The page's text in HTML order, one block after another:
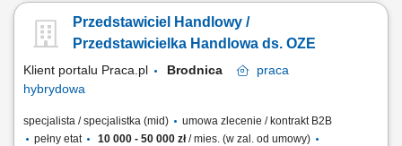
dopasowane do ich potrzeb i profilu zużycia; Budować relacje –
pracujesz z klientami przez wiele lat, nie tylko na „jedną transakcję”
Przedstawiciel Handlowy /
Przedstawicielka Handlowa ds. OZE
Klient portalu Praca.pl Brodnica
praca
hybrydowa
specjalista / specjalistka (mid)
umowa zlecenie / kontrakt B2B
pełny etat
10 000 - 50 000 zł/ mies. (w zal. od umowy)